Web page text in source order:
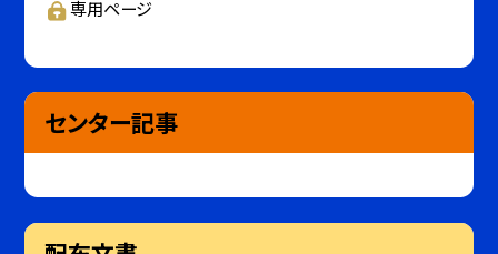
専用ページ
センター記事